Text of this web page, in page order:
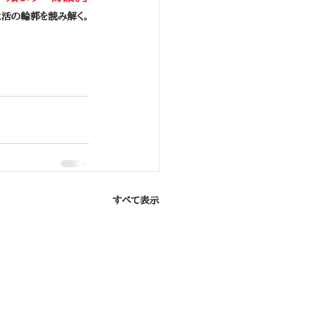
の輪郭を読み解く。
すべて表示